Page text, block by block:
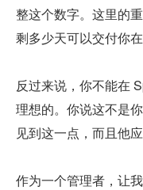
整这个数字。这里的
剩多少天可以交付你
反过来说，你不能在
理想的。你说这不是
见到这一点，而且他
作为一个管理者，让